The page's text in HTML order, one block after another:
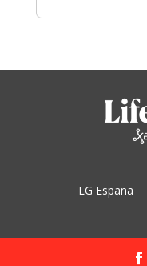
LG España